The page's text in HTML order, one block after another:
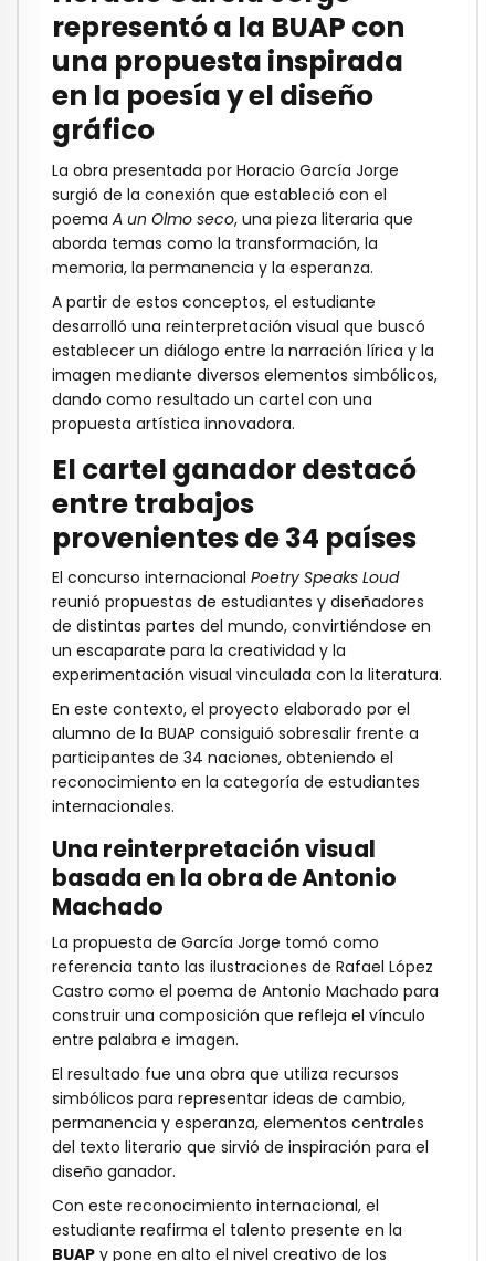
representó a la BUAP con
una propuesta inspirada
en la poesía y el diseño
gráfico
La obra presentada por Horacio García Jorge
surgió de la conexión que estableció con el
poema A un Olmo seco, una pieza literaria que
aborda temas como la transformación, la
memoria, la permanencia y la esperanza.
A partir de estos conceptos, el estudiante
desarrolló una reinterpretación visual que buscó
establecer un diálogo entre la narración lírica y la
imagen mediante diversos elementos simbólicos,
dando como resultado un cartel con una
propuesta artística innovadora.
El cartel ganador destacó
entre trabajos
provenientes de 34 países
El concurso internacional Poetry Speaks Loud
reunió propuestas de estudiantes y diseñadores
de distintas partes del mundo, convirtiéndose en
un escaparate para la creatividad y la
experimentación visual vinculada con la literatura.
En este contexto, el proyecto elaborado por el
alumno de la BUAP consiguió sobresalir frente a
participantes de 34 naciones, obteniendo el
reconocimiento en la categoría de estudiantes
internacionales.
Una reinterpretación visual
basada en la obra de Antonio
Machado
La propuesta de García Jorge tomó como
referencia tanto las ilustraciones de Rafael López
Castro como el poema de Antonio Machado para
construir una composición que refleja el vínculo
entre palabra e imagen.
El resultado fue una obra que utiliza recursos
simbólicos para representar ideas de cambio,
permanencia y esperanza, elementos centrales
del texto literario que sirvió de inspiración para el
diseño ganador.
Con este reconocimiento internacional, el
estudiante reafirma el talento presente en la
BUAP y pone en alto el nivel creativo de los